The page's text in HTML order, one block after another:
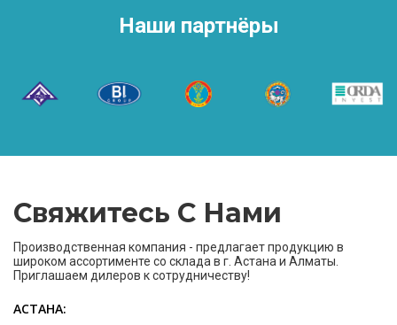
Наши партнёры
Свяжитесь С Нами
Производственная компания - предлагает продукцию в
широком ассортименте со склада в г. Астана и Алматы.
Приглашаем дилеров к сотрудничеству!
АСТАНА